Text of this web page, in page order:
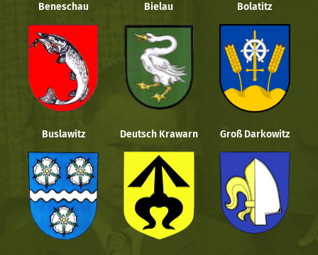
Beneschau Bielau Bolatitz
Buslawitz Deutsch Krawarn Groß Darkowitz